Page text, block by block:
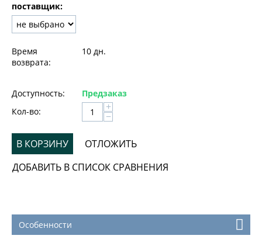
поставщик:
Время
возврата:
10 дн.
Доступность:
Предзаказ
Кол-во:
+
−
В КОРЗИНУ
ОТЛОЖИТЬ
ДОБАВИТЬ В СПИСОК СРАВНЕНИЯ
Особенности